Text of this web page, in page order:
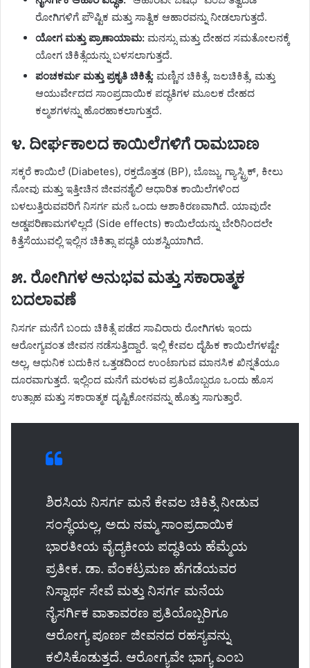
ರೋಗಿಗಳಿಗೆ ಪೌಷ್ಟಿಕ ಮತ್ತು ಸಾತ್ವಿಕ ಆಹಾರವನ್ನು ನೀಡಲಾಗುತ್ತದೆ.
ಯೋಗ ಮತ್ತು ಪ್ರಾಣಾಯಾಮ: ಮನಸ್ಸು ಮತ್ತು ದೇಹದ ಸಮತೋಲನಕ್ಕೆ
ಯೋಗ ಚಿಕಿತ್ಸೆಯನ್ನು ಬಳಸಲಾಗುತ್ತದೆ.
ಪಂಚಕರ್ಮ ಮತ್ತು ಪ್ರಕೃತಿ ಚಿಕಿತ್ಸೆ: ಮಣ್ಣಿನ ಚಿಕಿತ್ಸೆ, ಜಲಚಿಕಿತ್ಸೆ, ಮತ್ತು
ಆಯುರ್ವೇದದ ಸಾಂಪ್ರದಾಯಿಕ ಪದ್ಧತಿಗಳ ಮೂಲಕ ದೇಹದ
ಕಲ್ಮಶಗಳನ್ನು ಹೊರಹಾಕಲಾಗುತ್ತದೆ.
​೪. ದೀರ್ಘಕಾಲದ ಕಾಯಿಲೆಗಳಿಗೆ ರಾಮಬಾಣ
​ಸಕ್ಕರೆ ಕಾಯಿಲೆ (Diabetes), ರಕ್ತದೊತ್ತಡ (BP), ಬೊಜ್ಜು, ಗ್ಯಾಸ್ಟ್ರಿಕ್, ಕೀಲು
ನೋವು ಮತ್ತು ಇತ್ತೀಚಿನ ಜೀವನಶೈಲಿ ಆಧಾರಿತ ಕಾಯಿಲೆಗಳಿಂದ
ಬಳಲುತ್ತಿರುವವರಿಗೆ ನಿಸರ್ಗ ಮನೆ ಒಂದು ಆಶಾಕಿರಣವಾಗಿದೆ. ಯಾವುದೇ
ಅಡ್ಡಪರಿಣಾಮಗಳಿಲ್ಲದೆ (Side effects) ಕಾಯಿಲೆಯನ್ನು ಬೇರಿನಿಂದಲೇ
ಕಿತ್ತೆಸೆಯುವಲ್ಲಿ ಇಲ್ಲಿನ ಚಿಕಿತ್ಸಾ ಪದ್ಧತಿ ಯಶಸ್ವಿಯಾಗಿದೆ.
​೫. ರೋಗಿಗಳ ಅನುಭವ ಮತ್ತು ಸಕಾರಾತ್ಮಕ
ಬದಲಾವಣೆ
​ನಿಸರ್ಗ ಮನೆಗೆ ಬಂದು ಚಿಕಿತ್ಸೆ ಪಡೆದ ಸಾವಿರಾರು ರೋಗಿಗಳು ಇಂದು
ಆರೋಗ್ಯವಂತ ಜೀವನ ನಡೆಸುತ್ತಿದ್ದಾರೆ. ಇಲ್ಲಿ ಕೇವಲ ದೈಹಿಕ ಕಾಯಿಲೆಗಳಷ್ಟೇ
ಅಲ್ಲ, ಆಧುನಿಕ ಬದುಕಿನ ಒತ್ತಡದಿಂದ ಉಂಟಾಗುವ ಮಾನಸಿಕ ಖಿನ್ನತೆಯೂ
ದೂರವಾಗುತ್ತದೆ. ಇಲ್ಲಿಂದ ಮನೆಗೆ ಮರಳುವ ಪ್ರತಿಯೊಬ್ಬರೂ ಒಂದು ಹೊಸ
ಉತ್ಸಾಹ ಮತ್ತು ಸಕಾರಾತ್ಮಕ ದೃಷ್ಟಿಕೋನವನ್ನು ಹೊತ್ತು ಸಾಗುತ್ತಾರೆ.
ಶಿರಸಿಯ ನಿಸರ್ಗ ಮನೆ ಕೇವಲ ಚಿಕಿತ್ಸೆ ನೀಡುವ
ಸಂಸ್ಥೆಯಲ್ಲ, ಅದು ನಮ್ಮ ಸಾಂಪ್ರದಾಯಿಕ
ಭಾರತೀಯ ವೈದ್ಯಕೀಯ ಪದ್ಧತಿಯ ಹೆಮ್ಮೆಯ
ಪ್ರತೀಕ. ಡಾ. ವೆಂಕಟ್ರಮಣ ಹೆಗಡೆಯವರ
ನಿಸ್ವಾರ್ಥ ಸೇವೆ ಮತ್ತು ನಿಸರ್ಗ ಮನೆಯ
ನೈಸರ್ಗಿಕ ವಾತಾವರಣ ಪ್ರತಿಯೊಬ್ಬರಿಗೂ
ಆರೋಗ್ಯ ಪೂರ್ಣ ಜೀವನದ ರಹಸ್ಯವನ್ನು
ಕಲಿಸಿಕೊಡುತ್ತದೆ. ಆರೋಗ್ಯವೇ ಭಾಗ್ಯ ಎಂಬ